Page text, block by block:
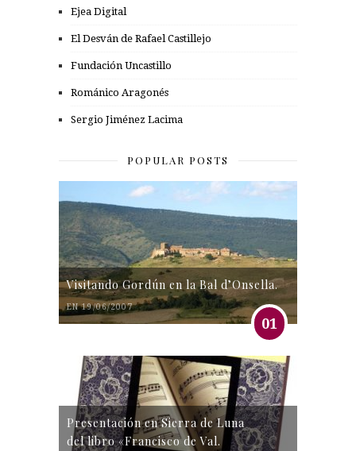
Ejea Digital
El Desván de Rafael Castillejo
Fundación Uncastillo
Románico Aragonés
Sergio Jiménez Lacima
POPULAR POSTS
Visitando Gordún en la Bal d’Onsella.
EN 19/06/2007
01
Presentación en Sierra de Luna
del libro «Francisco de Val.